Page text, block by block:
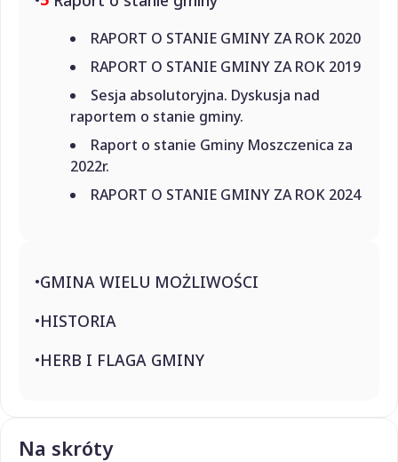
RAPORT O STANIE GMINY ZA ROK 2020
RAPORT O STANIE GMINY ZA ROK 2019
Sesja absolutoryjna. Dyskusja nad
raportem o stanie gminy.
Raport o stanie Gminy Moszczenica za
2022r.
RAPORT O STANIE GMINY ZA ROK 2024
GMINA WIELU MOŻLIWOŚCI
HISTORIA
HERB I FLAGA GMINY
Na skróty